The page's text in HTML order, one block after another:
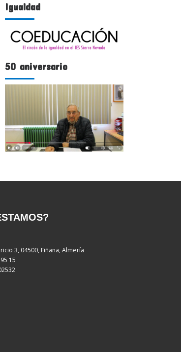
Igualdad
50 aniversario
3, 04500, Fiñana, Almería
15